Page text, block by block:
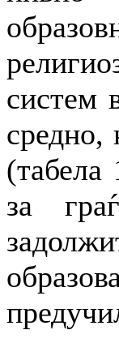
систем
средно,
(табела
за